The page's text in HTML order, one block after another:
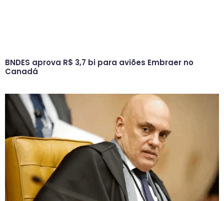
BNDES aprova R$ 3,7 bi para aviões Embraer no
Canadá